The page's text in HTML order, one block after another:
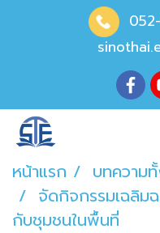
หน้าแรก บทความ
จัดกิจกรรมเฉลิม
กับชุมชนในพื้นที่